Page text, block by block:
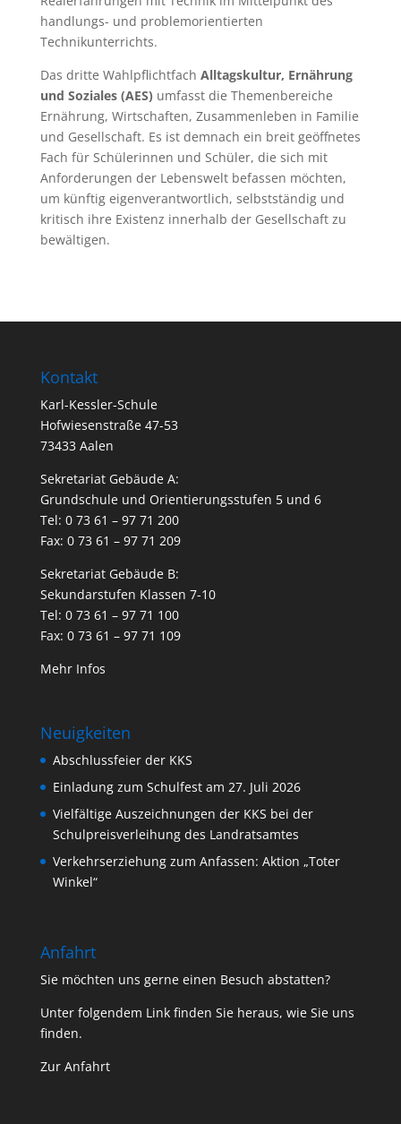
handlungs- und problemorientierten
Technikunterrichts.
Das dritte Wahlpflichtfach Alltagskultur, Ernährung
und Soziales (AES) umfasst die Themenbereiche
Ernährung, Wirtschaften, Zusammenleben in Familie
und Gesellschaft. Es ist demnach ein breit geöffnetes
Fach für Schülerinnen und Schüler, die sich mit
Anforderungen der Lebenswelt befassen möchten,
um künftig eigenverantwortlich, selbstständig und
kritisch ihre Existenz innerhalb der Gesellschaft zu
bewältigen.
Kontakt
Karl-Kessler-Schule
Hofwiesenstraße 47-53
73433 Aalen
Sekretariat Gebäude A:
Grundschule und Orientierungsstufen 5 und 6
Tel: 0 73 61 – 97 71 200
Fax: 0 73 61 – 97 71 209
Sekretariat Gebäude B:
Sekundarstufen Klassen 7-10
Tel: 0 73 61 – 97 71 100
Fax: 0 73 61 – 97 71 109
Mehr Infos
Neuigkeiten
Abschlussfeier der KKS
Einladung zum Schulfest am 27. Juli 2026
Vielfältige Auszeichnungen der KKS bei der
Schulpreisverleihung des Landratsamtes
Verkehrserziehung zum Anfassen: Aktion „Toter
Winkel“
Anfahrt
Sie möchten uns gerne einen Besuch abstatten?
Unter folgendem Link finden Sie heraus, wie Sie uns
finden.
Zur Anfahrt